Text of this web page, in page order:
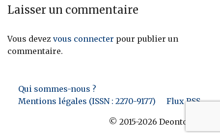
Laisser un commentaire
Vous devez vous connecter pour publier un
commentaire.
Qui sommes-nous ?
Mentions légales (ISSN : 2270-9177)
Flux RSS
© 2015-2026 Deontofi.com